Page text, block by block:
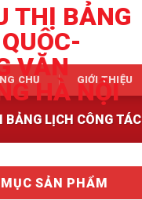
CHỦ GIỚI THIỆU
BẢNG LỊCH CÔNG TÁC
SẢN PHẨM